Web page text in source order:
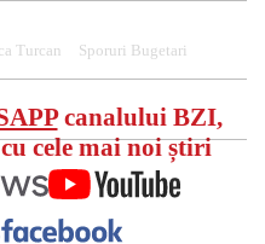
Turcan Sporuri Bugetari
canalului BZI,
cele mai noi știri